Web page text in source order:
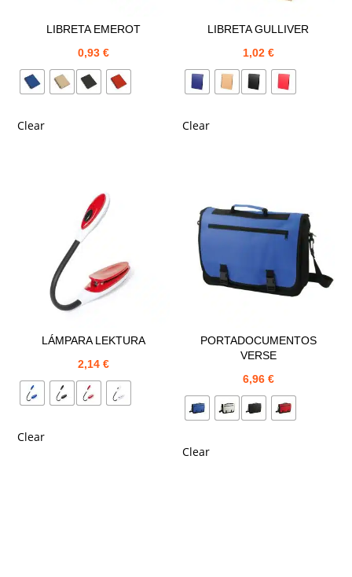
LIBRETA EMEROT
0,93€
Clear
LIBRETA GULLIVER
1,02 €
Clear
LÁMPARA LEKTURA
2,14€
Clear
PORTADOCUMENTOS
VERSE
6,96 €
Clear